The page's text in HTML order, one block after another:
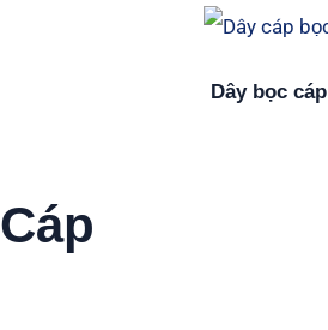
Dây bọc cáp
Cáp